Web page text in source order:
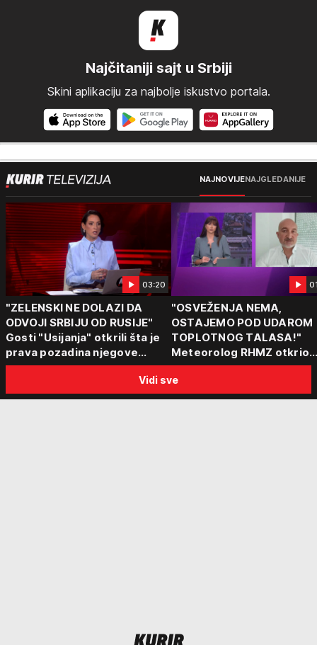
Najčitaniji sajt u Srbiji
Skini aplikaciju za najbolje iskustvo portala.
NAJNOVIJENAJGLEDANIJE
03:20
"ZELENSKI NE DOLAZI DA
ODVOJI SRBIJU OD RUSIJE"
Gosti "Usijanja" otkrili šta je
prava pozadina njegove
posete Beogradu
"OSVEŽENJA NEMA,
OSTAJEMO POD UDAROM
TOPLOTNOG TALASA!"
Meteorolog RHMZ otkrio
kakvo vreme nas čeka do
kraja avgusta
Vidi sve